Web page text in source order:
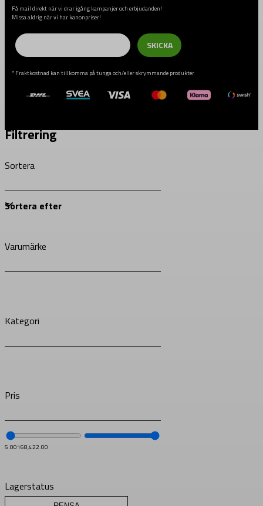
Få mail direkt när vi drar igång kampanjer och erbjudanden!
Missa aldrig när vi har kanonpriser!
Email
SKICKA
* Fraktkostnad kan tillkomma på tunga och/eller skrymmande produkter
Filtrering
Sortera
Varumärke
Kategori
Pris
5.00168,422.00
Lagerstatus